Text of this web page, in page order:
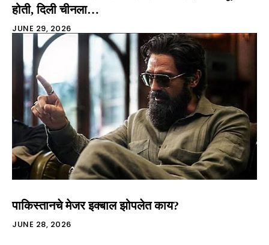
होती, दिली चीनला…
JUNE 29, 2026
पाकिस्तानचे मेजर इक्बाल झोपलेत काय?
JUNE 28, 2026